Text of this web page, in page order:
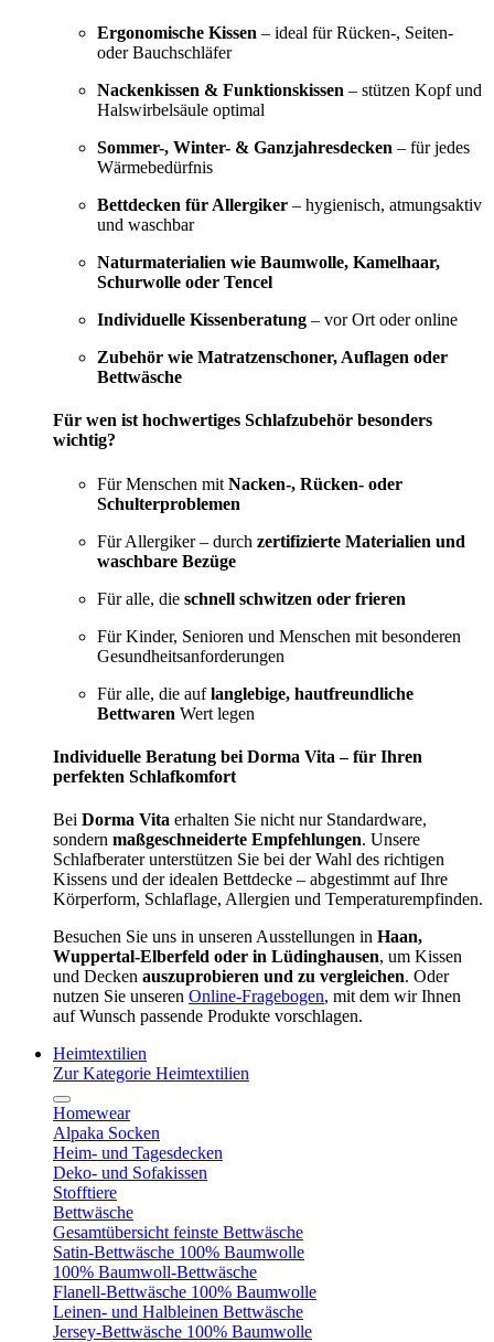
Ergonomische Kissen – ideal für Rücken-, Seiten-
oder Bauchschläfer
Nackenkissen & Funktionskissen – stützen Kopf und
Halswirbelsäule optimal
Sommer-, Winter- & Ganzjahresdecken – für jedes
Wärmebedürfnis
Bettdecken für Allergiker – hygienisch, atmungsaktiv
und waschbar
Naturmaterialien wie Baumwolle, Kamelhaar,
Schurwolle oder Tencel
Individuelle Kissenberatung – vor Ort oder online
Zubehör wie Matratzenschoner, Auflagen oder
Bettwäsche
Für wen ist hochwertiges Schlafzubehör besonders
wichtig?
Für Menschen mit Nacken-, Rücken- oder
Schulterproblemen
Für Allergiker – durch zertifizierte Materialien und
waschbare Bezüge
Für alle, die schnell schwitzen oder frieren
Für Kinder, Senioren und Menschen mit besonderen
Gesundheitsanforderungen
Für alle, die auflanglebige, hautfreundliche
Bettwaren Wert legen
Individuelle Beratung bei Dorma Vita – für Ihren
perfekten Schlafkomfort
Bei Dorma Vita erhalten Sie nicht nur Standardware,
sondern maßgeschneiderte Empfehlungen. Unsere
Schlafberater unterstützen Sie bei der Wahl des richtigen
Kissens und der idealen Bettdecke – abgestimmt auf Ihre
Körperform, Schlaflage, Allergien und Temperaturempfinden.
Besuchen Sie uns in unseren Ausstellungen in Haan,
Wuppertal-Elberfeld oder in Lüdinghausen, um Kissen
und Decken auszuprobieren und zu vergleichen. Oder
nutzen Sie unseren Online-Fragebogen, mit dem wir Ihnen
auf Wunsch passende Produkte vorschlagen.
Heimtextilien
Zur Kategorie Heimtextilien
Homewear
Alpaka Socken
Heim- und Tagesdecken
Deko- und Sofakissen
Stofftiere
Bettwäsche
Gesamtübersicht feinste Bettwäsche
Satin-Bettwäsche 100% Baumwolle
100% Baumwoll-Bettwäsche
Flanell-Bettwäsche 100% Baumwolle
Leinen- und Halbleinen Bettwäsche
Jersey-Bettwäsche 100% Baumwolle